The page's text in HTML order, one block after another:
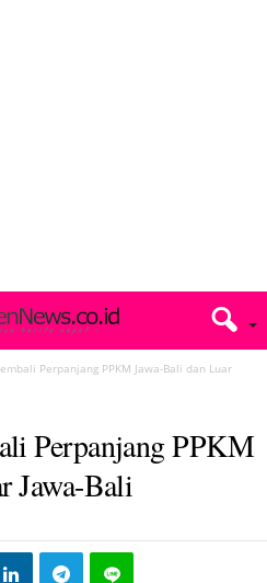
Perpanjang PPKM Jawa-Bali dan Luar
Perpanjang PPKM
Jawa-Bali